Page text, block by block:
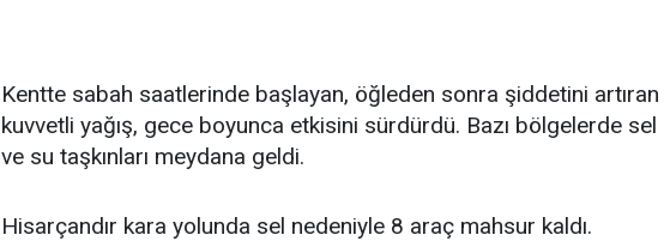
Kentte sabah saatlerinde başlayan, öğleden sonra şiddetini artıran
kuvvetli yağış, gece boyunca etkisini sürdürdü. Bazı bölgelerde sel
ve su taşkınları meydana geldi.
Hisarçandır kara yolunda sel nedeniyle 8 araç mahsur kaldı.